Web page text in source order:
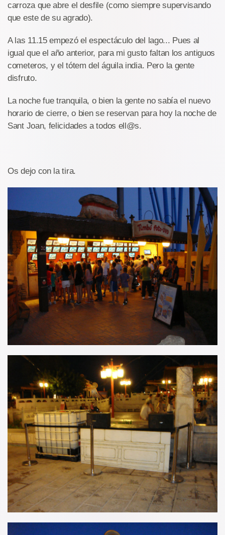
carroza que abre el desfile (como siempre supervisando
que este de su agrado).
A las 11.15 empezó el espectáculo del lago... Pues al
igual que el año anterior, para mi gusto faltan los antiguos
cometeros, y el tótem del águila india. Pero la gente
disfruto.
La noche fue tranquila, o bien la gente no sabía el nuevo
horario de cierre, o bien se reservan para hoy la noche de
Sant Joan, felicidades a todos ell@s.
Os dejo con la tira.